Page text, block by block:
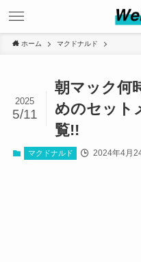
ホーム マクドナルド
朝マック何
めのセット
覧!!
2025
5/11
マクドナルド 2024年4月